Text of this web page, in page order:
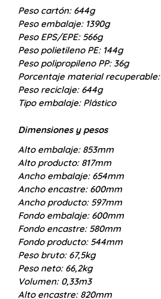
Peso cartón: 644g
Peso embalaje: 1390g
Peso EPS/EPE: 566g
Peso polietileno PE: 144g
Peso polipropileno PP: 36g
Porcentaje material recuperable:
Peso reciclaje: 644g
Tipo embalaje: Plástico
Dimensiones y pesos
Alto embalaje: 853mm
Alto producto: 817mm
Ancho embalaje: 654mm
Ancho encastre: 600mm
Ancho producto: 597mm
Fondo embalaje: 600mm
Fondo encastre: 580mm
Fondo producto: 544mm
Peso bruto: 67,5kg
Peso neto: 66,2kg
Volumen: 0,33m3
Alto encastre: 820mm